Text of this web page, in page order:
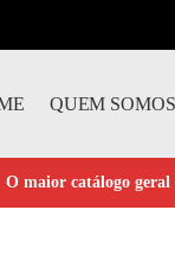
QUEM SOMOS
O maior catálogo geral